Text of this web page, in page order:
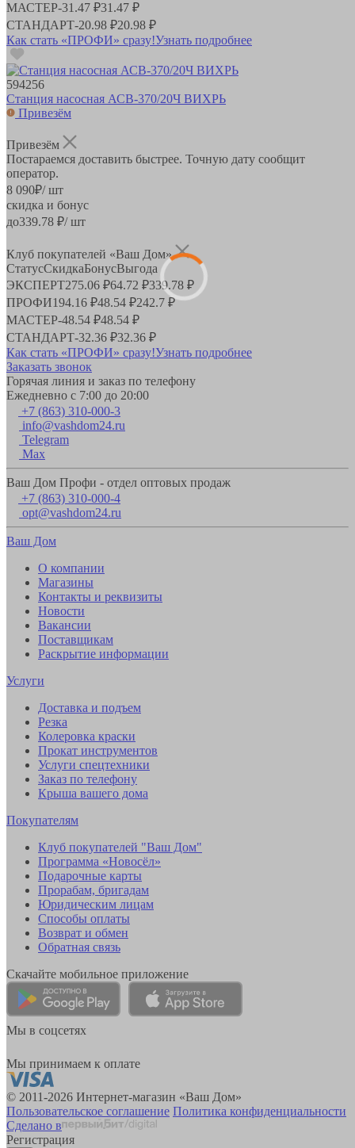
МАСТЕР-31.47 ₽31.47 ₽
СТАНДАРТ-20.98 ₽20.98 ₽
Как стать «ПРОФИ» сразу!Узнать подробнее
594256
Станция насосная АСВ-370/20Ч ВИХРЬ
Привезём
Привезём
Постараемся доставить быстрее. Точную дату сообщит
оператор.
8 090₽/ шт
скидка и бонус
до339.78 ₽/ шт
Клуб покупателей «Ваш Дом»
СтатусСкидкаБонусВыгода
ЭКСПЕРТ275.06 ₽64.72 ₽339.78 ₽
ПРОФИ194.16 ₽48.54 ₽242.7 ₽
МАСТЕР-48.54 ₽48.54 ₽
СТАНДАРТ-32.36 ₽32.36 ₽
Как стать «ПРОФИ» сразу!Узнать подробнее
Заказать звонок
Горячая линия и заказ по телефону
Ежедневно с 7:00 до 20:00
+7 (863) 310-000-3
info@vashdom24.ru
Telegram
Max
Ваш Дом Профи - отдел оптовых продаж
+7 (863) 310-000-4
opt@vashdom24.ru
Ваш Дом
О компании
Магазины
Контакты и реквизиты
Новости
Вакансии
Поставщикам
Раскрытие информации
Услуги
Доставка и подъем
Резка
Колеровка краски
Прокат инструментов
Услуги спецтехники
Заказ по телефону
Крыша вашего дома
Покупателям
Клуб покупателей "Ваш Дом"
Программа «Новосёл»
Подарочные карты
Прорабам, бригадам
Юридическим лицам
Способы оплаты
Возврат и обмен
Обратная связь
Скачайте мобильное приложение
Мы в соцсетях
Мы принимаем к оплате
© 2011-2026 Интернет-магазин «Ваш Дом»
Пользовательское соглашение Политика конфиденциальности
Сделано в
Регистрация